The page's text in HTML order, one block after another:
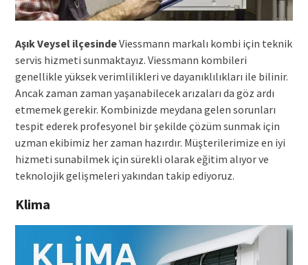
Aşık Veysel ilçesindeViessmann markalı kombi için teknik
servis hizmeti sunmaktayız. Viessmann kombileri
genellikle yüksek verimlilikleri ve dayanıklılıkları ile bilinir.
Ancak zaman zaman yaşanabilecek arızaları da göz ardı
etmemek gerekir. Kombinizde meydana gelen sorunları
tespit ederek profesyonel bir şekilde çözüm sunmak için
uzman ekibimiz her zaman hazırdır. Müşterilerimize en iyi
hizmeti sunabilmek için sürekli olarak eğitim alıyor ve
teknolojik gelişmeleri yakından takip ediyoruz.
Klima